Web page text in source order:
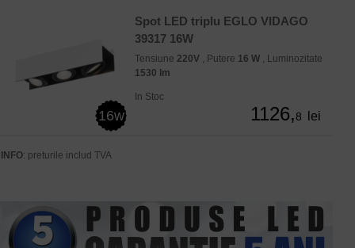
16w
Spot LED triplu EGLO VIDAGO
39317 16W
Tensiune 220V , Putere 16 W , Luminozitate
1530 lm
In Stoc
1126,8 lei
INFO: preturile includ TVA